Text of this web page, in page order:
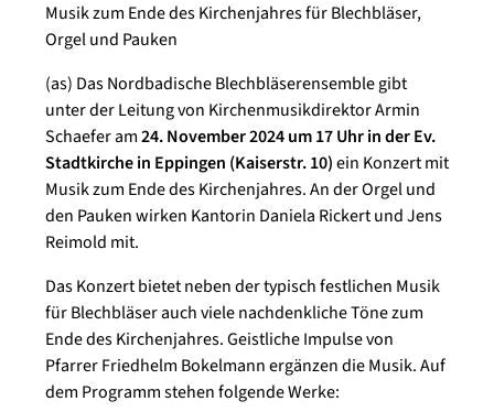
Musik zum Ende des Kirchenjahres für Blechbläser,
Orgel und Pauken
(as) Das Nordbadische Blechbläserensemble gibt
unter der Leitung von Kirchenmusikdirektor Armin
Schaefer am24. November 2024 um 17 Uhr in der Ev.
Stadtkirche in Eppingen (Kaiserstr. 10)ein Konzert mit
Musik zum Ende des Kirchenjahres. An der Orgel und
den Pauken wirken Kantorin Daniela Rickert und Jens
Reimold mit.
Das Konzert bietet neben der typisch festlichen Musik
für Blechbläser auch viele nachdenkliche Töne zum
Ende des Kirchenjahres. Geistliche Impulse von
Pfarrer Friedhelm Bokelmann ergänzen die Musik. Auf
dem Programm stehen folgende Werke: